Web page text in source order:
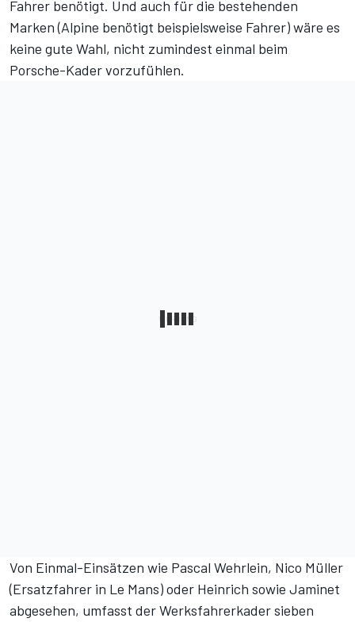
Fahrer benötigt. Und auch für die bestehenden
Marken (Alpine benötigt beispielsweise Fahrer) wäre es
keine gute Wahl, nicht zumindest einmal beim
Porsche-Kader vorzufühlen.
Von Einmal-Einsätzen wie Pascal Wehrlein, Nico Müller
(Ersatzfahrer in Le Mans) oder Heinrich sowie Jaminet
abgesehen, umfasst der Werksfahrerkader sieben